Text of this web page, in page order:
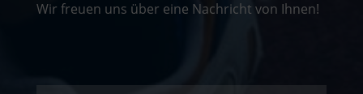
Wir freuen uns über eine Nachricht von Ihnen!